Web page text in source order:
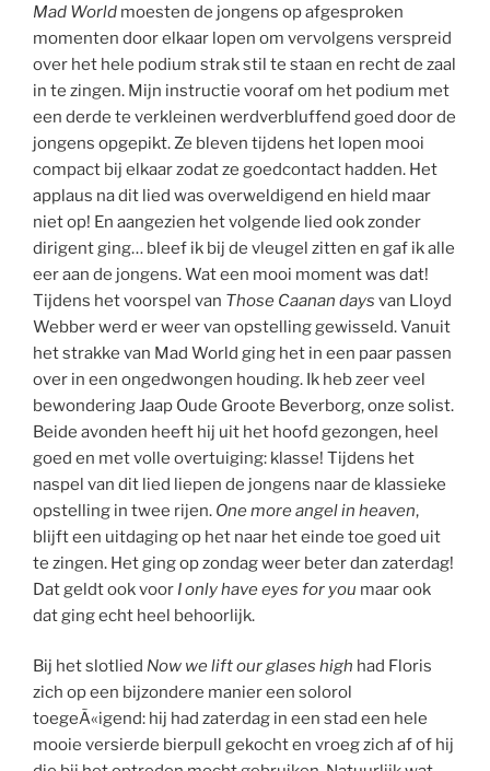
Mad World moesten de jongens op afgesproken
momenten door elkaar lopen om vervolgens verspreid
over het hele podium strak stil te staan en recht de zaal
in te zingen. Mijn instructie vooraf om het podium met
een derde te verkleinen werdverbluffend goed door de
jongens opgepikt. Ze bleven tijdens het lopen mooi
compact bij elkaar zodat ze goedcontact hadden. Het
applaus na dit lied was overweldigend en hield maar
niet op! En aangezien het volgende lied ook zonder
dirigent ging… bleef ik bij de vleugel zitten en gaf ik alle
eer aan de jongens. Wat een mooi moment was dat!
Tijdens het voorspel van Those Caanan days van Lloyd
Webber werd er weer van opstelling gewisseld. Vanuit
het strakke van Mad World ging het in een paar passen
over in een ongedwongen houding. Ik heb zeer veel
bewondering Jaap Oude Groote Beverborg, onze solist.
Beide avonden heeft hij uit het hoofd gezongen, heel
goed en met volle overtuiging: klasse! Tijdens het
naspel van dit lied liepen de jongens naar de klassieke
opstelling in twee rijen. One more angel in heaven,
blijft een uitdaging op het naar het einde toe goed uit
te zingen. Het ging op zondag weer beter dan zaterdag!
Dat geldt ook voor I only have eyes for you maar ook
dat ging echt heel behoorlijk.
Bij het slotlied Now we lift our glases high had Floris
zich op een bijzondere manier een solorol
toegeÃ«igend: hij had zaterdag in een stad een hele
mooie versierde bierpull gekocht en vroeg zich af of hij